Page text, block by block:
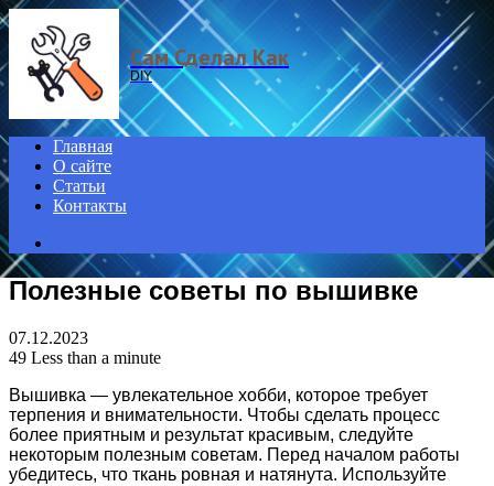
Menu
Сам Сделал Как
DIY
Главная
О сайте
Статьи
Контакты
Полезные советы по вышивке
07.12.2023
49 Less than a minute
Вышивка — увлекательное хобби, которое требует
терпения и внимательности. Чтобы сделать процесс
более приятным и результат красивым, следуйте
некоторым полезным советам. Перед началом работы
убедитесь, что ткань ровная и натянута. Используйте